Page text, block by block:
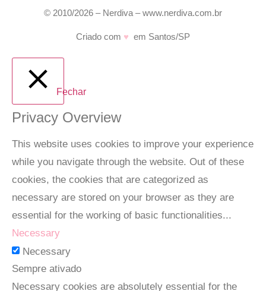
© 2010/2026 – Nerdiva – www.nerdiva.com.br
Criado com ♥ em Santos/SP
Fechar
Privacy Overview
This website uses cookies to improve your experience
while you navigate through the website. Out of these
cookies, the cookies that are categorized as
necessary are stored on your browser as they are
essential for the working of basic functionalities...
Necessary
Necessary
Sempre ativado
Necessary cookies are absolutely essential for the